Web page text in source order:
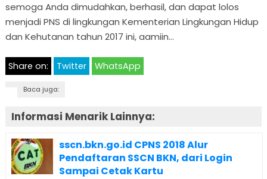
semoga Anda dimudahkan, berhasil, dan dapat lolos
menjadi PNS di lingkungan Kementerian Lingkungan Hidup
dan Kehutanan tahun 2017 ini, aamiin…
Share on: Twitter WhatsApp
Baca juga:
Informasi Menarik Lainnya:
sscn.bkn.go.id CPNS 2018 Alur
Pendaftaran SSCN BKN, dari Login
Sampai Cetak Kartu